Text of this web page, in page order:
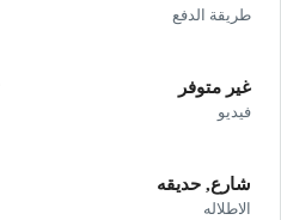
طريقة الدفع
غير متوفر
فيديو
شارع, حديقه
الاطلاله